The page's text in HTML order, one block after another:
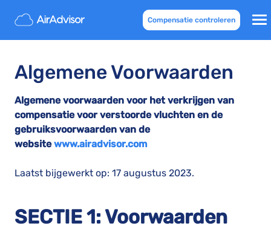
Compensatie controleren
Algemene Voorwaarden
Algemene voorwaarden voor het verkrijgen van
compensatie voor verstoorde vluchten en de
gebruiksvoorwaarden van de
website www.airadvisor.com
Laatst bijgewerkt op: 17 augustus 2023.
SECTIE 1: Voorwaarden